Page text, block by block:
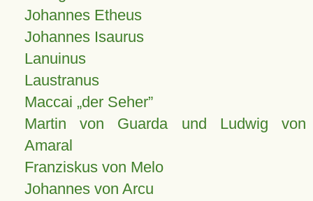
Johannes Etheus
Johannes Isaurus
Lanuinus
Laustranus
Maccai „der Seher”
Martin von Guarda und Ludwig von
Amaral
Franziskus von Melo
Johannes von Arcu